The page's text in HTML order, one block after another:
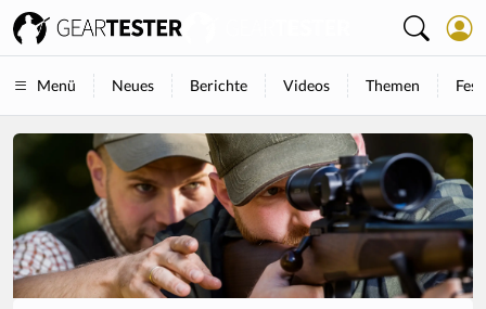
Menü Neues Berichte Videos Themen